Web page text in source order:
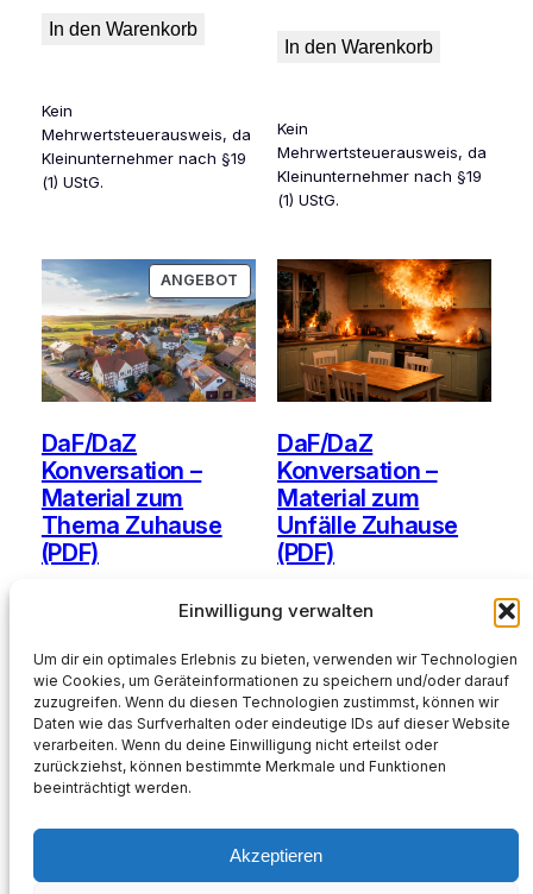
Einwilligung verwalten
Um dir ein optimales Erlebnis zu bieten, verwenden wir Technologien
wie Cookies, um Geräteinformationen zu speichern und/oder darauf
zuzugreifen. Wenn du diesen Technologien zustimmst, können wir
Daten wie das Surfverhalten oder eindeutige IDs auf dieser Website
verarbeiten. Wenn du deine Einwilligung nicht erteilst oder
zurückziehst, können bestimmte Merkmale und Funktionen
beeinträchtigt werden.
Akzeptieren
In den Warenkorb
Kein
Mehrwertsteuerausweis, da
Kleinunternehmer nach §19
(1) UStG.
war:
ist:
In den Warenkorb
Kein
Mehrwertsteuerausweis, da
Kleinunternehmer nach §19
(1) UStG.
ANGEBOT PRODUKT
IM
ANGEBOT
DaF/DaZ
Konversation –
Material zum
Thema Zuhause
(PDF)
war:
2,99 €
Preis
ist:
0,00 €.
In den Warenkorb
Kein
Mehrwertsteuerausweis, da
Kleinunternehmer nach §19
DaF/DaZ
Konversation –
Material zum
Unfälle Zuhause
(PDF)
In den Warenkorb
Kein
Mehrwertsteuerausweis, da